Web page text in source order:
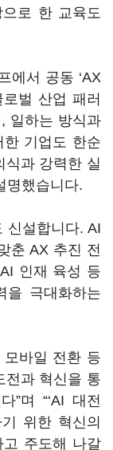
로 한 교육도
에서 공동 ‘AX
벌 산업 패러
일하는 방식과
기업도 한순
식과 강력한 실
명했습니다.
신설합니다. AI
춘 AX 추진 전
인재 육성 등
을 극대화하는
모바일 전환 등
전과 혁신을 통
”며 “‘AI 대전
기 위한 혁신의
고 주도해 나갈